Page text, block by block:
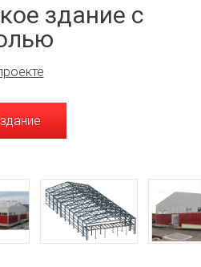
здание с